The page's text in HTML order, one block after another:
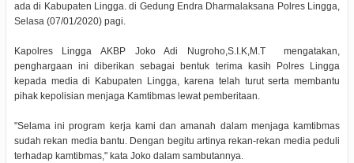
ada di Kabupaten Lingga. di Gedung Endra Dharmalaksana Polres Lingga,
Selasa (07/01/2020) pagi.
Kapolres Lingga AKBP Joko Adi Nugroho,S.I.K,M.T mengatakan,
penghargaan ini diberikan sebagai bentuk terima kasih Polres Lingga
kepada media di Kabupaten Lingga, karena telah turut serta membantu
pihak kepolisian menjaga Kamtibmas lewat pemberitaan.
"Selama ini program kerja kami dan amanah dalam menjaga kamtibmas
sudah rekan media bantu. Dengan begitu artinya rekan-rekan media peduli
terhadap kamtibmas," kata Joko dalam sambutannya.